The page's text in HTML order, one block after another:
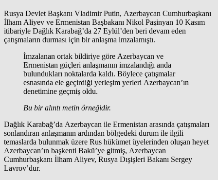
Rusya Devlet Başkanı Vladimir Putin, Azerbaycan Cumhurbaşkanı
İlham Aliyev ve Ermenistan Başbakanı Nikol Paşinyan 10 Kasım
itibariyle Dağlık Karabağ’da 27 Eylül’den beri devam eden
çatışmaların durması için bir anlaşma imzalamıştı.
İmzalanan ortak bildiriye göre Azerbaycan ve
Ermenistan güçleri anlaşmanın imzalandığı anda
bulundukları noktalarda kaldı. Böylece çatışmalar
esnasında ele geçirdiği yerleşim yerleri Azerbaycan’ın
denetimine geçmiş oldu.
Bu bir alıntı metin örneğidir.
Dağlık Karabağ’da Azerbaycan ile Ermenistan arasında çatışmaları
sonlandıran anlaşmanın ardından bölgedeki durum ile ilgili
temaslarda bulunmak üzere Rus hükümet üyelerinden oluşan heyet
Azerbaycan’ın başkenti Bakü’ye gitmiş, Azerbaycan
Cumhurbaşkanı İlham Aliyev, Rusya Dışişleri Bakanı Sergey
Lavrov’dur.